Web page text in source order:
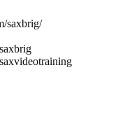
saxbrig/